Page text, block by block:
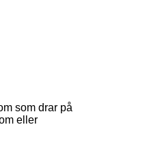
som drar på
eller